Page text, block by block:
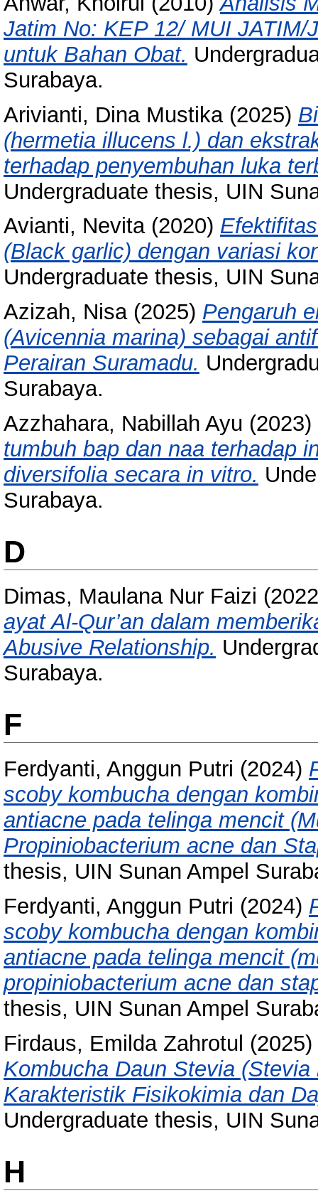
Jatim No: KEP 12/ MUI JATIM/
untuk Bahan Obat.
Surabaya.
Arivianti, Dina Mustika(2025)
(hermetia illucens l.) dan
terhadap penyembuhan luka
Undergraduate thesis, UIN
Avianti, Nevita(2020)
(Black garlic) dengan variasi
Undergraduate thesis, UIN
Azizah, Nisa(2025) Pengaruh
(Avicennia marina) sebagai
Perairan Suramadu.
Surabaya.
Azzhahara, Nabillah Ayu (2023)
tumbuh bap dan naa terhadap
diversifolia secara in vitro.
Surabaya.
D
Dimas, Maulana Nur Faizi
ayat Al-Qur’an dalam
Abusive Relationship.
Surabaya.
F
Ferdyanti, Anggun Putri (2024)
scoby kombucha dengan
antiacne pada telinga mencit
Propiniobacterium acne dan
thesis, UIN Sunan Ampel
Ferdyanti, Anggun Putri (2024)
scoby kombucha dengan
antiacne pada telinga mencit
propiniobacterium acne dan
thesis, UIN Sunan Ampel
Firdaus, Emilda Zahrotul (2025)
Kombucha Daun Stevia
Karakteristik Fisikokimia dan
Undergraduate thesis, UIN
H